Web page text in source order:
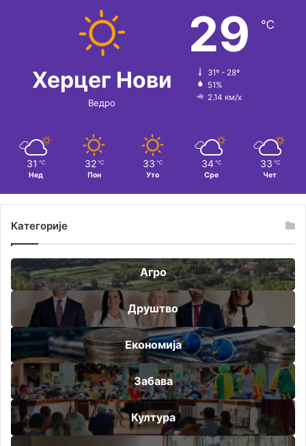
Херцег Нови
Ведро
29 ℃
31º - 28º
51%
2.14 км/х
31 ℃
Нед
32 ℃
Пон
33 ℃
Уто
34 ℃
Сре
33 ℃
Чет
Категорије
Агро
Друштво
Економија
Забава
Култура